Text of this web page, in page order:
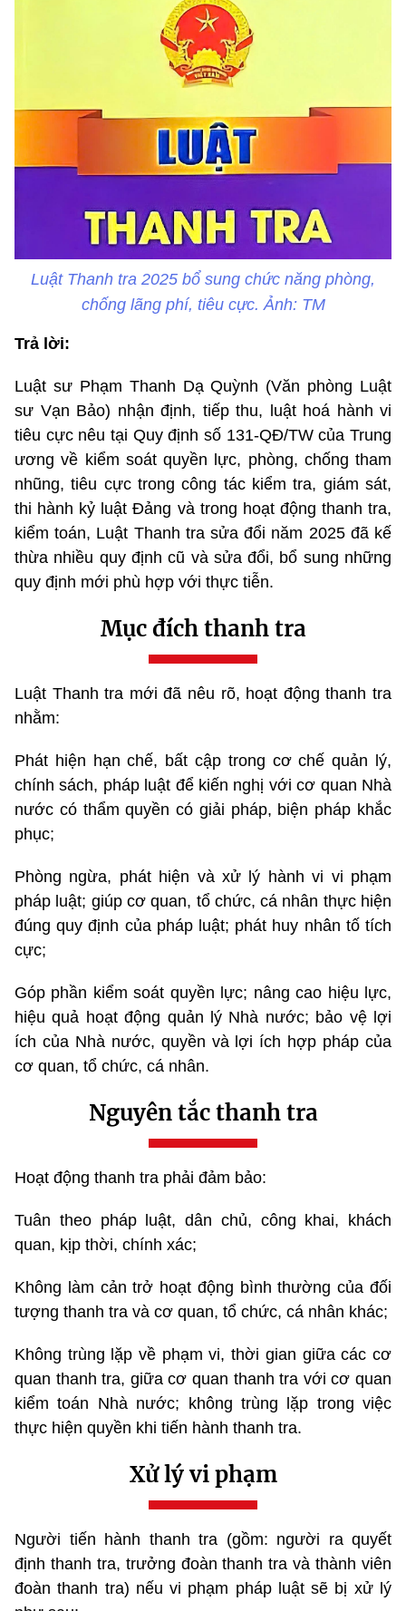
Luật Thanh tra 2025 bổ sung chức năng phòng,
chống lãng phí, tiêu cực. Ảnh: TM
Trả lời:
Luật sư Phạm Thanh Dạ Quỳnh (Văn phòng Luật
sư Vạn Bảo) nhận định, tiếp thu, luật hoá hành vi
tiêu cực nêu tại Quy định số 131-QĐ/TW của Trung
ương về kiểm soát quyền lực, phòng, chống tham
nhũng, tiêu cực trong công tác kiểm tra, giám sát,
thi hành kỷ luật Đảng và trong hoạt động thanh tra,
kiểm toán, Luật Thanh tra sửa đổi năm 2025 đã kế
thừa nhiều quy định cũ và sửa đổi, bổ sung những
quy định mới phù hợp với thực tiễn.
Mục đích thanh tra
Luật Thanh tra mới đã nêu rõ, hoạt động thanh tra
nhằm:
Phát hiện hạn chế, bất cập trong cơ chế quản lý,
chính sách, pháp luật để kiến nghị với cơ quan Nhà
nước có thẩm quyền có giải pháp, biện pháp khắc
phục;
Phòng ngừa, phát hiện và xử lý hành vi vi phạm
pháp luật; giúp cơ quan, tổ chức, cá nhân thực hiện
đúng quy định của pháp luật; phát huy nhân tố tích
cực;
Góp phần kiểm soát quyền lực; nâng cao hiệu lực,
hiệu quả hoạt động quản lý Nhà nước; bảo vệ lợi
ích của Nhà nước, quyền và lợi ích hợp pháp của
cơ quan, tổ chức, cá nhân.
Nguyên tắc thanh tra
Hoạt động thanh tra phải đảm bảo:
Tuân theo pháp luật, dân chủ, công khai, khách
quan, kịp thời, chính xác;
Không làm cản trở hoạt động bình thường của đối
tượng thanh tra và cơ quan, tổ chức, cá nhân khác;
Không trùng lặp về phạm vi, thời gian giữa các cơ
quan thanh tra, giữa cơ quan thanh tra với cơ quan
kiểm toán Nhà nước; không trùng lặp trong việc
thực hiện quyền khi tiến hành thanh tra.
Xử lý vi phạm
Người tiến hành thanh tra (gồm: người ra quyết
định thanh tra, trưởng đoàn thanh tra và thành viên
đoàn thanh tra) nếu vi phạm pháp luật sẽ bị xử lý